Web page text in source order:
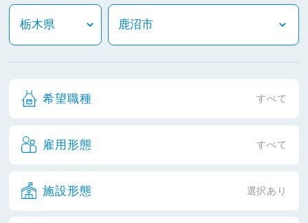
希望職種 すべて
雇用形態 すべて
施設形態 選択あり